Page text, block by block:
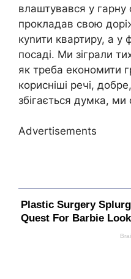
влаштувався у гарну
прокладав свою
куnити квартиру, а у
посаді. Ми зіграли
як треба економити
корисніші речі,
збігається думка,
Advertisements